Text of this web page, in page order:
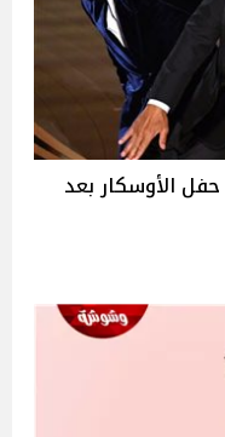
الأوسكار بعد